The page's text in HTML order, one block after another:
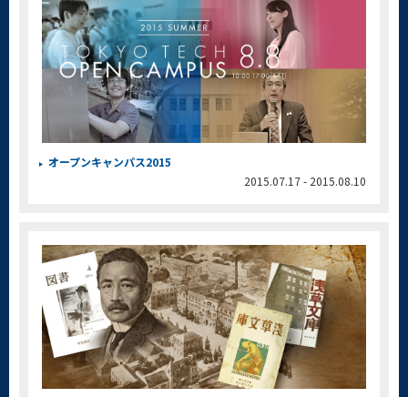
オープンキャンパス2015
2015.07.17 - 2015.08.10